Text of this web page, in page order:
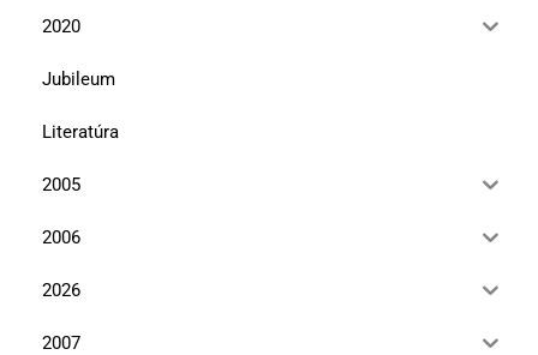
2020
Jubileum
Literatúra
2005
2006
2026
2007